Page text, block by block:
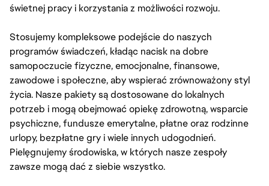
świetnej pracy i korzystania z możliwości rozwoju.
Stosujemy kompleksowe podejście do naszych
programów świadczeń, kładąc nacisk na dobre
samopoczucie fizyczne, emocjonalne, finansowe,
zawodowe i społeczne, aby wspierać zrównoważony styl
życia. Nasze pakiety są dostosowane do lokalnych
potrzeb i mogą obejmować opiekę zdrowotną, wsparcie
psychiczne, fundusze emerytalne, płatne oraz rodzinne
urlopy, bezpłatne gry i wiele innych udogodnień.
Pielęgnujemy środowiska, w których nasze zespoły
zawsze mogą dać z siebie wszystko.